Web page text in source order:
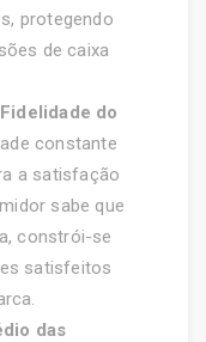
protegendo
de caixa
do
constante
a satisfação
sabe que
constrói-se
satisfeitos
das